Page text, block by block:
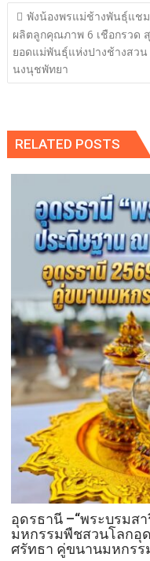
แนะแนว
เรื่อง
พังน้องพรแม่ช้างพันธุ์แช
ผลิตลูกคุณภาพ 6 เชือกรวด
ยอดแม่พันธุ์แห่งปางช้างสวน
นงนุชพัทยา
RELATED POSTS
อุดรธานี –“พระบรมส
มหกรรมพืชสวนโลกอุ
ศรัทธา คู่ขนานมหกร